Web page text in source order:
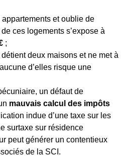
et oublie de
ces logements s’expose à
;
deux maisons et ne met à
d’elles risque une
un défaut de
mauvais calcul des impôts
indue d’une taxe sur les
surtaxe sur résidence
peut générer un contentieux
de la SCI.